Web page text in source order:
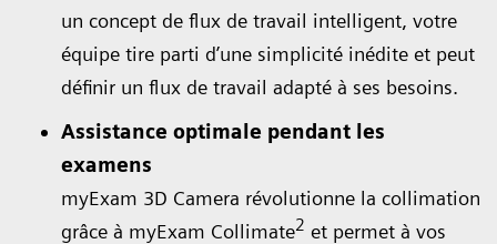
un concept de flux de travail intelligent, votre
équipe tire parti d’une simplicité inédite et peut
définir un flux de travail adapté à ses besoins.
Assistance optimale pendant les
examens
myExam 3D Camera révolutionne la collimation
grâce à myExam Collimate2 et permet à vos